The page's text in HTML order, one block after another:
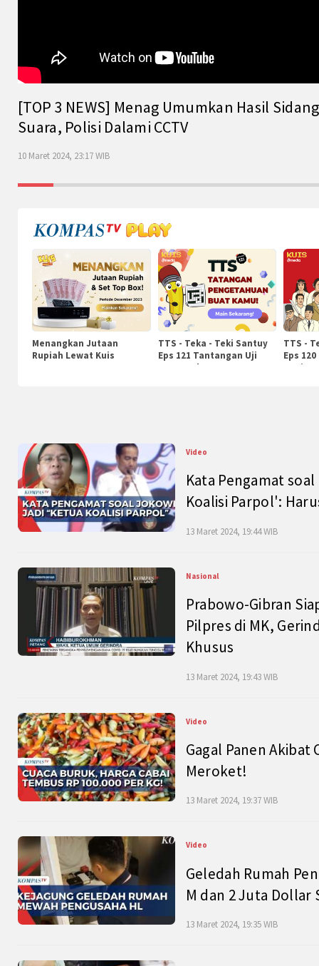
[TOP 3 NEWS] Menag Umumkan Hasil
Suara, Polisi Dalami CCTV
10 Maret 2024, 23:17 WIB
Menangkan Jutaan
Rupiah Lewat Kuis
TTS - Teka - Teki Santuy
Eps 121 Tantangan Uji
Pengetahuan
TTS -
Eps
Video
Kata Pengamat
Koalisi Parpol':
13 Maret 2024, 19:44 WIB
Nasional
Prabowo-Gibran
Pilpres di MK,
Khusus
13 Maret 2024, 19:43 WIB
Video
Gagal Panen Akibat
Meroket!
13 Maret 2024, 19:37 WIB
Video
Geledah Rumah
M dan 2 Juta Dollar
13 Maret 2024, 19:35 WIB